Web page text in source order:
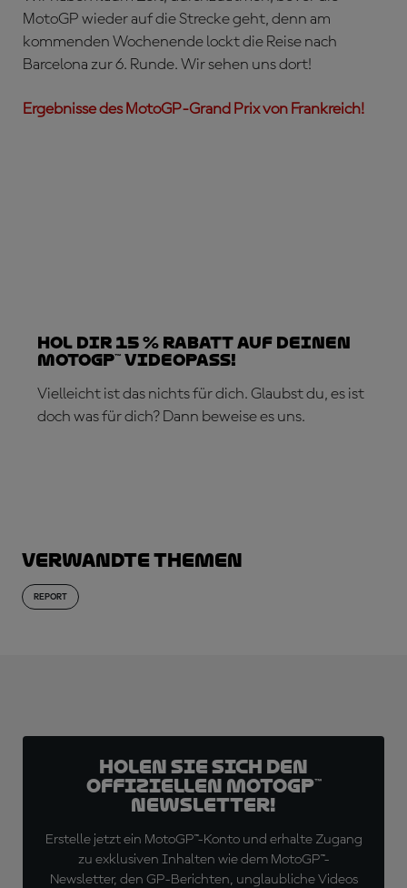
MotoGP wieder auf die Strecke geht, denn am
kommenden Wochenende lockt die Reise nach
Barcelona zur 6. Runde. Wir sehen uns dort!
Ergebnisse des MotoGP-Grand Prix von Frankreich!
Hol dir 15 % Rabatt auf deinen
MotoGP™ VideoPass!
Vielleicht ist das nichts für dich. Glaubst du, es ist
doch was für dich? Dann beweise es uns.
Verwandte Themen
REPORT
Holen Sie sich den
offiziellen MotoGP™
Newsletter!
Erstelle jetzt ein MotoGP™-Konto und erhalte Zugang
zu exklusiven Inhalten wie dem MotoGP™-
Newsletter, den GP-Berichten, unglaubliche Videos